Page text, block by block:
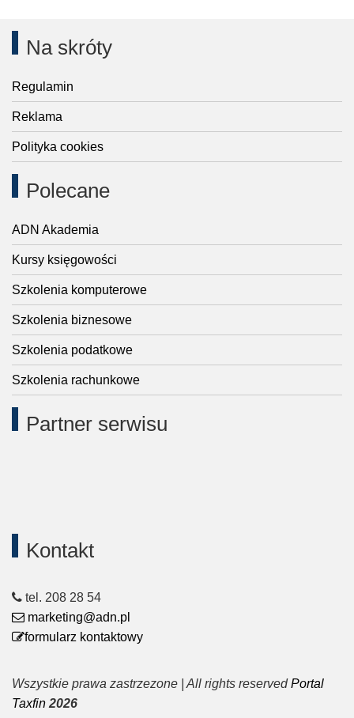
Na skróty
Regulamin
Reklama
Polityka cookies
Polecane
ADN Akademia
Kursy księgowości
Szkolenia komputerowe
Szkolenia biznesowe
Szkolenia podatkowe
Szkolenia rachunkowe
Partner serwisu
Kontakt
tel. 208 28 54
marketing@adn.pl
formularz kontaktowy
Wszystkie prawa zastrzezone | All rights reservedPortal
Taxfin 2026